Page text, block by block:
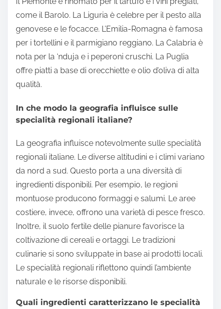
come il Barolo. La Liguria è celebre per il pesto alla
genovese e le focacce. L’Emilia-Romagna è famosa
per i tortellini e il parmigiano reggiano. La Calabria è
nota per la ‘nduja e i peperoni cruschi. La Puglia
offre piatti a base di orecchiette e olio d’oliva di alta
qualità.
In che modo la geografia influisce sulle
specialità regionali italiane?
La geografia influisce notevolmente sulle specialità
regionali italiane. Le diverse altitudini e i climi variano
da nord a sud. Questo porta a una diversità di
ingredienti disponibili. Per esempio, le regioni
montuose producono formaggi e salumi. Le aree
costiere, invece, offrono una varietà di pesce fresco.
Inoltre, il suolo fertile delle pianure favorisce la
coltivazione di cereali e ortaggi. Le tradizioni
culinarie si sono sviluppate in base ai prodotti locali.
Le specialità regionali riflettono quindi l’ambiente
naturale e le risorse disponibili.
Quali ingredienti caratterizzano le specialità